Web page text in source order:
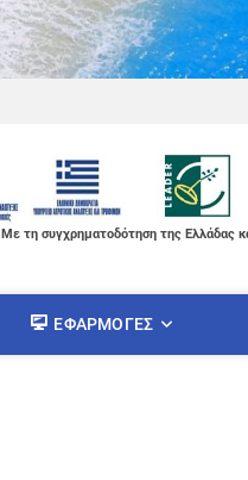
Με τη συγχρηματοδότηση της Ελλάδας
ΕΦΑΡΜΟΓΈΣ